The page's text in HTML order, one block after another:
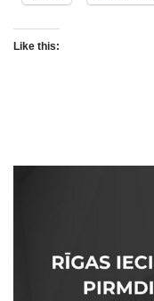
Like this: